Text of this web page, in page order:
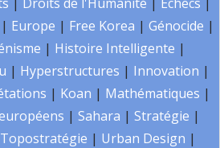
| Europe | Free Korea | Génocide |
| Histoire Intelligente |
| Hyperstructures | Innovation |
| Koan | Mathématiques |
| Sahara | Stratégie |
Topostratégie | Urban Design |